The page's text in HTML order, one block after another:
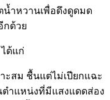
ำหวานเพื่อดึงดูดมด
กด้วย
ด้แก่
สม ชื้นแต่ไม่เปียกแฉะ
ำแหน่งที่มีแสงแดดส่อง